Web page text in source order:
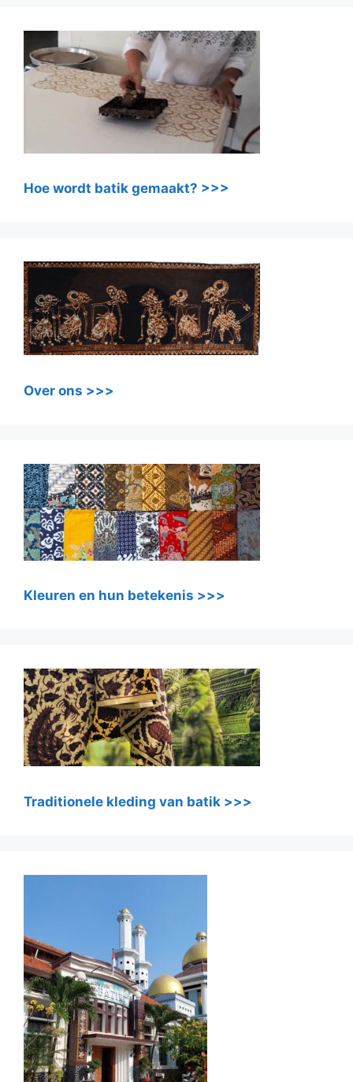
Hoe wordt batik gemaakt? >>>
Over ons >>>
Kleuren en hun betekenis >>>
Traditionele kleding van batik >>>